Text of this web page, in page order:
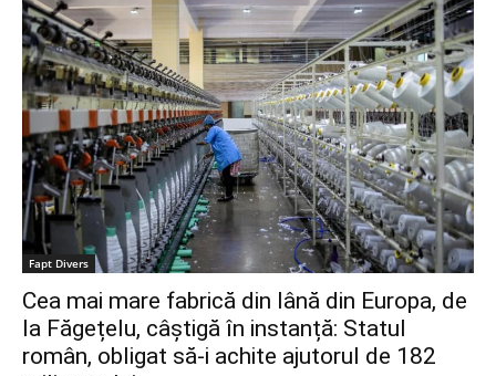
Fapt Divers
Cea mai mare fabrică din lână din Europa, de
la Făgețelu, câștigă în instanță: Statul
român, obligat să-i achite ajutorul de 182